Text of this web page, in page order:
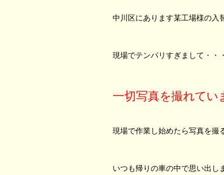
中川区にあります某工場様の入
現場でテンパリすぎまして・・・
一切写真を撮れてい
現場で作業し始めたら写真を撮
いつも帰りの車の中で思い出し